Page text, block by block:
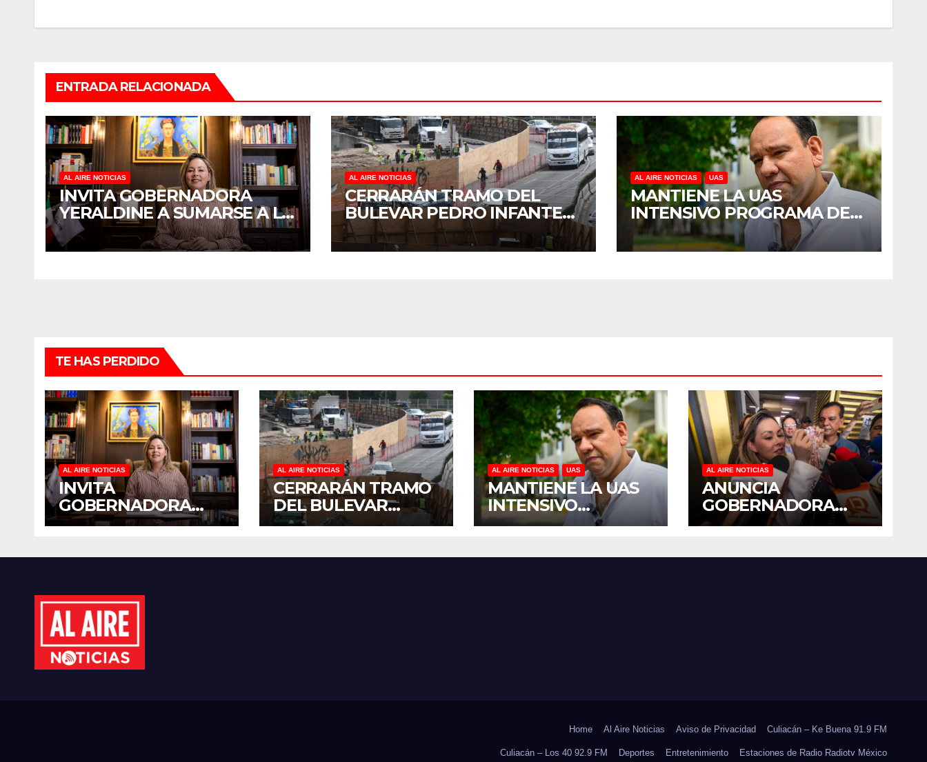
entradas
ENTRADA RELACIONADA
AL AIRE NOTICIAS
INVITA GOBERNADORA
YERALDINE A SUMARSE A LA
JORNADA NACIONAL DE
REFORESTACIÓN;
AL AIRE NOTICIAS
CERRARÁN TRAMO DEL
BULEVAR PEDRO INFANTE
PARA ACELERAR OBRAS
ANTES DEL REGRESO A
AL AIRE NOTICIAS UAS
MANTIENE LA UAS
INTENSIVO PROGRAMA DE
MANTENIMIENTO Y
REHABILITACIÓN EN SUS
TE HAS PERDIDO
AL AIRE NOTICIAS
INVITA
GOBERNADORA
YERALDINE A
JORNADA
REFORESTACIÓN;
PLANTARÁN 6.6
MILLONES DE
ÁRBOLES
AL AIRE NOTICIAS
CERRARÁN TRAMO
DEL BULEVAR
PEDRO INFANTE
OBRAS ANTES DEL
AL AIRE NOTICIAS UAS
MANTIENE LA UAS
INTENSIVO
PROGRAMA DE
REHABILITACIÓN
AL AIRE NOTICIAS
ANUNCIA
GOBERNADORA
YERALDINE
REAPERTURA DEL
Home Al Aire Noticias Aviso de Privacidad Culiacán – Ke Buena 91.9 FM
Culiacán – Los 40 92.9 FM Deportes Entretenimiento Estaciones de Radio Radiotv México